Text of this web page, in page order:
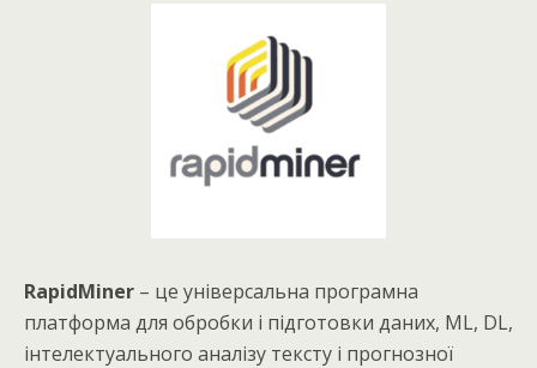
RapidMiner – це універсальна програмна
платформа для обробки і підготовки даних, ML, DL,
інтелектуального аналізу тексту і прогнозної